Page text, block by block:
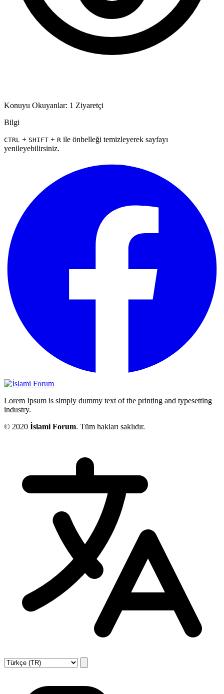
Konuyu Okuyanlar: 1 Ziyaretçi
Bilgi
CTRL + SHIFT + R ile önbelleği temizleyerek sayfayı
yenileyebilirsiniz.
Lorem Ipsum is simply dummy text of the printing and typesetting
industry.
© 2020 İslami Forum. Tüm hakları saklıdır.